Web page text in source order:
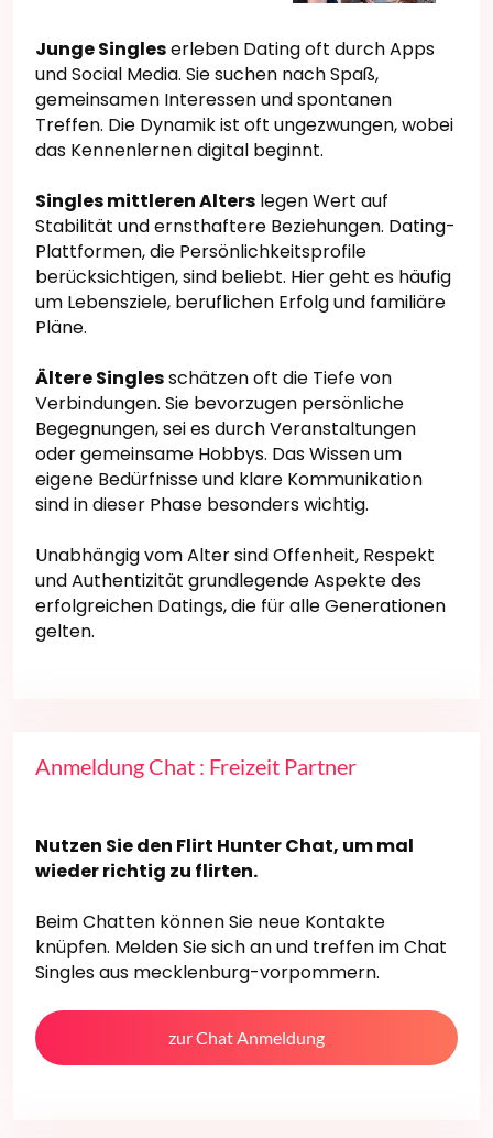
Junge Singleserleben Dating oft durch Apps
und Social Media. Sie suchen nach Spaß,
gemeinsamen Interessen und spontanen
Treffen. Die Dynamik ist oft ungezwungen, wobei
das Kennenlernen digital beginnt.
Singles mittleren Alters legen Wert auf
Stabilität und ernsthaftere Beziehungen. Dating-
Plattformen, die Persönlichkeitsprofile
berücksichtigen, sind beliebt. Hier geht es häufig
um Lebensziele, beruflichen Erfolg und familiäre
Pläne.
Ältere Singlesschätzen oft die Tiefe von
Verbindungen. Sie bevorzugen persönliche
Begegnungen, sei es durch Veranstaltungen
oder gemeinsame Hobbys. Das Wissen um
eigene Bedürfnisse und klare Kommunikation
sind in dieser Phase besonders wichtig.
Unabhängig vom Alter sind Offenheit, Respekt
und Authentizität grundlegende Aspekte des
erfolgreichen Datings, die für alle Generationen
gelten.
Anmeldung Chat : Freizeit Partner
Nutzen Sie den Flirt Hunter Chat, um mal
wieder richtig zu flirten.
Beim Chatten können Sie neue Kontakte
knüpfen. Melden Sie sich an und treffen im Chat
Singles aus mecklenburg-vorpommern.
zur Chat Anmeldung